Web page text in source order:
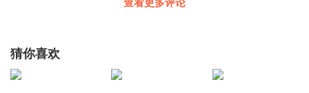
谢谢庞老师，辛苦了
查看更多评论
猜你喜欢